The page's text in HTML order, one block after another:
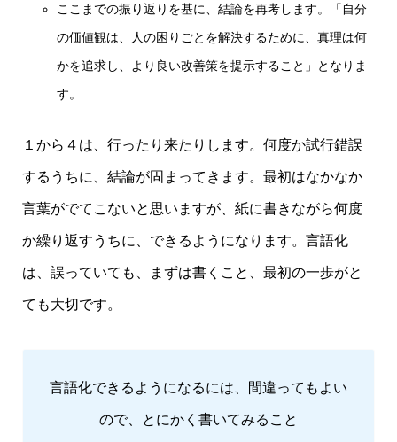
ここまでの振り返りを基に、結論を再考します。「自分
の価値観は、人の困りごとを解決するために、真理は何
かを追求し、より良い改善策を提示すること」となりま
す。
１から４は、行ったり来たりします。何度か試行錯誤
するうちに、結論が固まってきます。最初はなかなか
言葉がでてこないと思いますが、紙に書きながら何度
か繰り返すうちに、できるようになります。言語化
は、誤っていても、まずは書くこと、最初の一歩がと
ても大切です。
言語化できるようになるには、間違ってもよい
ので、とにかく書いてみること